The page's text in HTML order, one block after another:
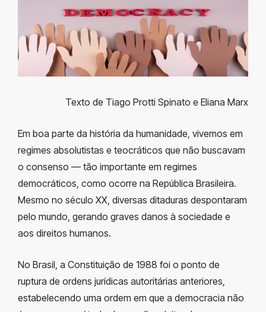
Texto de Tiago Protti Spinato e Eliana Marx
Em boa parte da história da humanidade, vivemos em
regimes absolutistas e teocráticos que não buscavam
o consenso — tão importante em regimes
democráticos, como ocorre na República Brasileira.
Mesmo no século XX, diversas ditaduras despontaram
pelo mundo, gerando graves danos à sociedade e
aos direitos humanos.
No Brasil, a Constituição de 1988 foi o ponto de
ruptura de ordens jurídicas autoritárias anteriores,
estabelecendo uma ordem em que a democracia não